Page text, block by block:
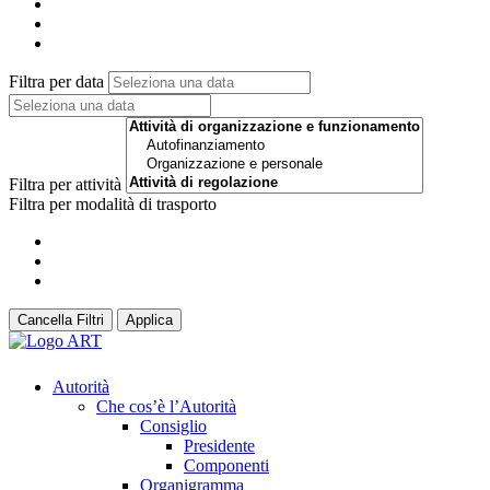
Filtra per data
Filtra per attività
Filtra per modalità di trasporto
Cancella Filtri Applica
Autorità
Che cos’è l’Autorità
Consiglio
Presidente
Componenti
Organigramma